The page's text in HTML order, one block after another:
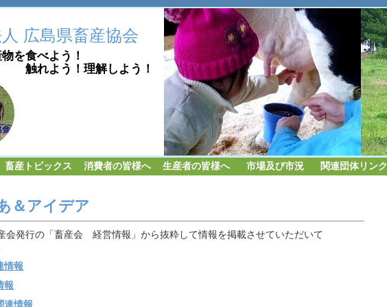
広島県畜産協会
を食べよう！
う！理解しよう！
畜産トピックス 消費者の皆様へ 生産者の皆様へ 市場及び市況 関連団体リンク
＆アイデア
発行の「畜産会 経営情報」から抜粋して情報を掲載させていただいて
情報
報
連情報